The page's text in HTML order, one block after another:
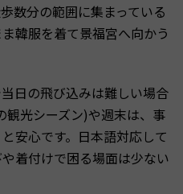
数分の範囲に集まっている
韓服を着て景福宮へ向かう
日の飛び込みは難しい場合
観光シーズン)や週末は、事
安心です。日本語対応して
着付けで困る場面は少ない